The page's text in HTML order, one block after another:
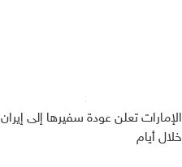
الإمارات تعلن عودة سفيرها إلى إيران
خلال أيام